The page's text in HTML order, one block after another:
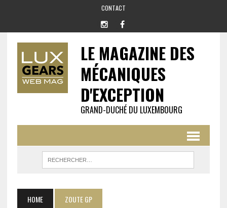
CONTACT
LE MAGAZINE DES
MÉCANIQUES
D'EXCEPTION
GRAND-DUCHÉ DU LUXEMBOURG
HOME ZOUTE GP